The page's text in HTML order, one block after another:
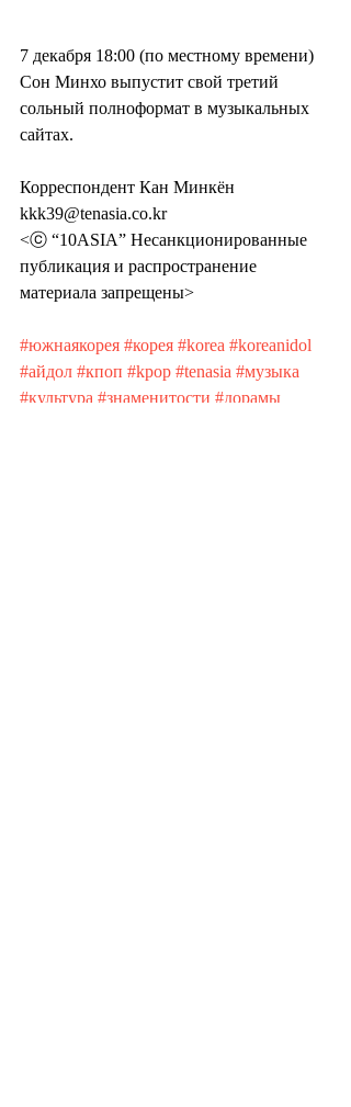
7 декабря 18:00 (по местному времени)
Сон Минхо выпустит свой третий
сольный полноформат в музыкальных
сайтах.
Корреспондент Кан Минкён
kkk39@tenasia.co.kr
<ⓒ “10ASIA” Несанкционированные
публикация и распространение
материала запрещены>
#южнаякорея #корея #korea #koreanidol
#айдол #кпоп #kpop #tenasia #музыка
#культура #знаменитости #дорамы